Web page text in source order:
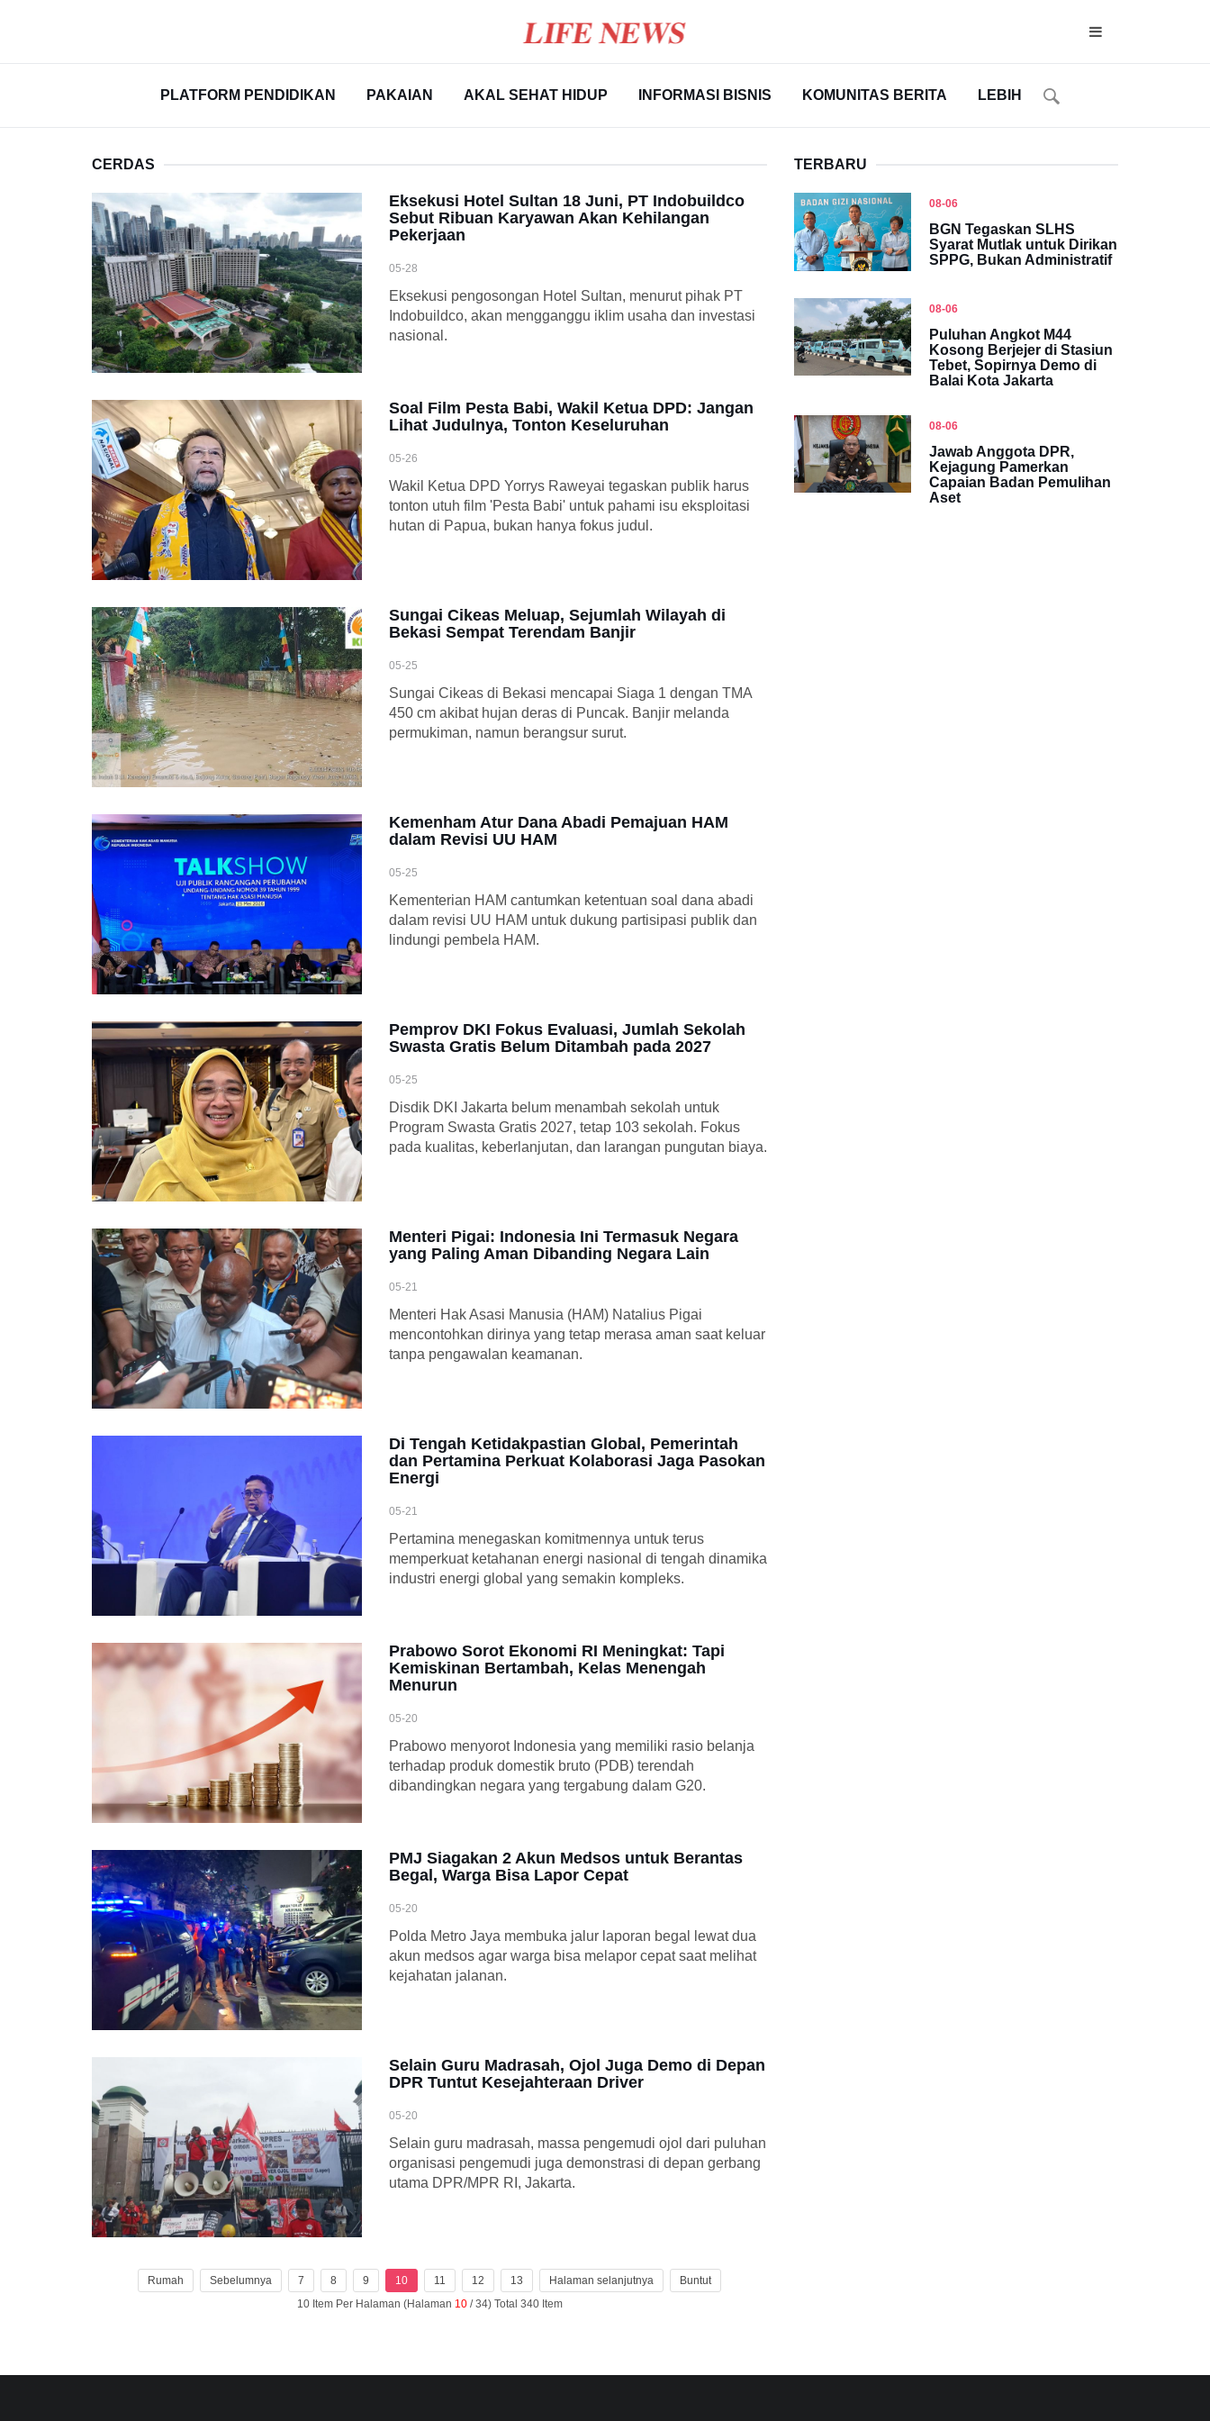
PLATFORM PENDIDIKAN PAKAIAN AKAL SEHAT HIDUP INFORMASI BISNIS KOMUNITAS BERITA LEBIH
CERDAS
Eksekusi Hotel Sultan 18 Juni, PT Indobuildco
Sebut Ribuan Karyawan Akan Kehilangan
Pekerjaan
05-28
Eksekusi pengosongan Hotel Sultan, menurut pihak PT
Indobuildco, akan mengganggu iklim usaha dan investasi
nasional.
Soal Film Pesta Babi, Wakil Ketua DPD: Jangan
Lihat Judulnya, Tonton Keseluruhan
05-26
Wakil Ketua DPD Yorrys Raweyai tegaskan publik harus
tonton utuh film 'Pesta Babi' untuk pahami isu eksploitasi
hutan di Papua, bukan hanya fokus judul.
Sungai Cikeas Meluap, Sejumlah Wilayah di
Bekasi Sempat Terendam Banjir
05-25
Sungai Cikeas di Bekasi mencapai Siaga 1 dengan TMA
450 cm akibat hujan deras di Puncak. Banjir melanda
permukiman, namun berangsur surut.
Kemenham Atur Dana Abadi Pemajuan HAM
dalam Revisi UU HAM
05-25
Kementerian HAM cantumkan ketentuan soal dana abadi
dalam revisi UU HAM untuk dukung partisipasi publik dan
lindungi pembela HAM.
Pemprov DKI Fokus Evaluasi, Jumlah Sekolah
Swasta Gratis Belum Ditambah pada 2027
05-25
Disdik DKI Jakarta belum menambah sekolah untuk
Program Swasta Gratis 2027, tetap 103 sekolah. Fokus
pada kualitas, keberlanjutan, dan larangan pungutan biaya.
Menteri Pigai: Indonesia Ini Termasuk Negara
yang Paling Aman Dibanding Negara Lain
05-21
Menteri Hak Asasi Manusia (HAM) Natalius Pigai
mencontohkan dirinya yang tetap merasa aman saat keluar
tanpa pengawalan keamanan.
Di Tengah Ketidakpastian Global, Pemerintah
dan Pertamina Perkuat Kolaborasi Jaga Pasokan
Energi
05-21
Pertamina menegaskan komitmennya untuk terus
memperkuat ketahanan energi nasional di tengah dinamika
industri energi global yang semakin kompleks.
Prabowo Sorot Ekonomi RI Meningkat: Tapi
Kemiskinan Bertambah, Kelas Menengah
Menurun
05-20
Prabowo menyorot Indonesia yang memiliki rasio belanja
terhadap produk domestik bruto (PDB) terendah
dibandingkan negara yang tergabung dalam G20.
PMJ Siagakan 2 Akun Medsos untuk Berantas
Begal, Warga Bisa Lapor Cepat
05-20
Polda Metro Jaya membuka jalur laporan begal lewat dua
akun medsos agar warga bisa melapor cepat saat melihat
kejahatan jalanan.
Selain Guru Madrasah, Ojol Juga Demo di Depan
DPR Tuntut Kesejahteraan Driver
05-20
Selain guru madrasah, massa pengemudi ojol dari puluhan
organisasi pengemudi juga demonstrasi di depan gerbang
utama DPR/MPR RI, Jakarta.
Rumah Sebelumnya 7 8 9 10 11 12 13 Halaman selanjutnya
Buntut
10 Item Per Halaman (Halaman 10/ 34) Total 340 Item
TERBARU
08-06
BGN Tegaskan SLHS
Syarat Mutlak untuk Dirikan
SPPG, Bukan Administratif
08-06
Puluhan Angkot M44
Kosong Berjejer di Stasiun
Tebet, Sopirnya Demo di
Balai Kota Jakarta
08-06
Jawab Anggota DPR,
Kejagung Pamerkan
Capaian Badan Pemulihan
Aset